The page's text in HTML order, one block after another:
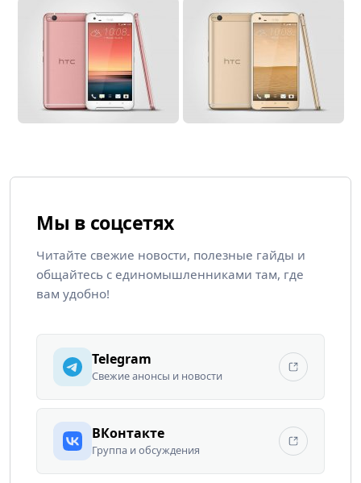
Мы в соцсетях
Читайте свежие новости, полезные гайды и
общайтесь с единомышленниками там, где
вам удобно!
Telegram
Свежие анонсы и новости
ВКонтакте
Группа и обсуждения